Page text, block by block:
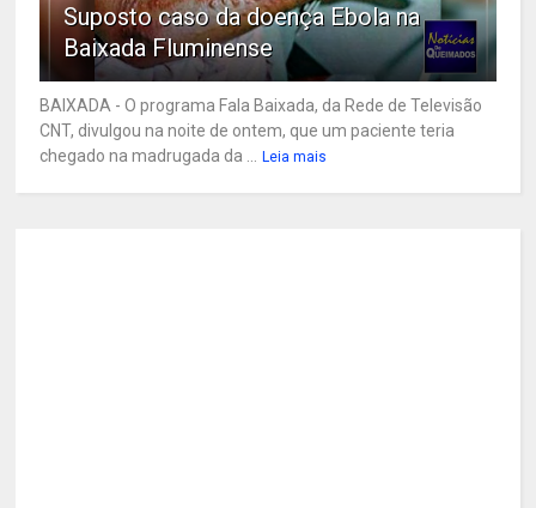
Suposto caso da doença Ebola na
Baixada Fluminense
BAIXADA - O programa Fala Baixada, da Rede de Televisão
CNT, divulgou na noite de ontem, que um paciente teria
chegado na madrugada da ...
Leia mais